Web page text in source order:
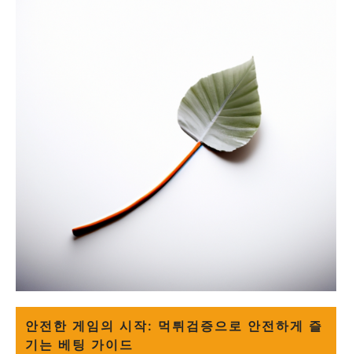
안전한 게임의 시작: 먹튀검증으로 안전하게 즐
기는 베팅 가이드